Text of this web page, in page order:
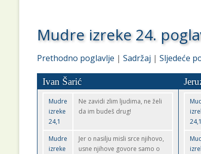
Mudre izreke 24.
Prethodno poglavlje | Sadržaj | Sljedeće
Ivan Šarić
Mudre
izreke
24,1
Ne zavidi zlim ljudima, ne želi
da im budeš drug!
Mudre
izreke
Jer o nasilju misli srce njihovo,
usne njihove govore samo o
24,1